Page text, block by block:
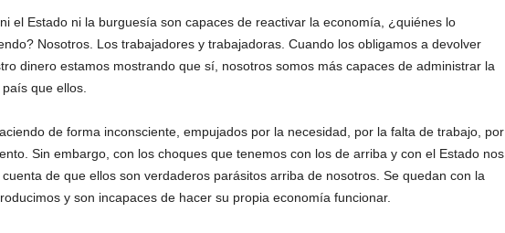
el Estado ni la burguesía son capaces de reactivar la economía, ¿quiénes lo
Nosotros. Los trabajadores y trabajadoras. Cuando los obligamos a devolver
dinero estamos mostrando que sí, nosotros somos más capaces de administrar la
que ellos.
de forma inconsciente, empujados por la necesidad, por la falta de trabajo, por
Sin embargo, con los choques que tenemos con los de arriba y con el Estado nos
de que ellos son verdaderos parásitos arriba de nosotros. Se quedan con la
y son incapaces de hacer su propia economía funcionar.